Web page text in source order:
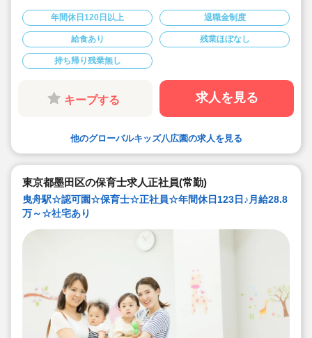
◆年間休日125日以上！
◆子育て期間中は時短勤務OK
◆半日有給OKで子育て中の方も働きやすい環境です
◆会社独自の休暇制度がありますので、独身、既婚者問
わずノビノビと働きやすい環境です。
◆宿舎借上げ制度利用可能です！
◆職員間の人間関係を大事にしています。チーム保育で
新しい仲間も皆でサポート。新卒で不安な方、中途で馴
染めるか不安な方ブランク空けの方、別業種からのキャ
リアチェンジの方！どんな方でもチームでサポートしあ
いながら保育をする環境です
能です！
す！
◆充実の福利厚生、海外研修など腰を据え長く勤務でき
成長し続けられる環境が整っています。
年間休日120日以上 退職金制度
給食あり 残業ほぼなし
持ち帰り残業無し
キープする 求人を見る
他のグローバルキッズ八広園の求人を見る
東京都墨田区の保育士求人正社員(常勤)
曳舟駅☆認可園☆保育士☆正社員☆年間休日123日♪月給28.8
万～☆社宅あり